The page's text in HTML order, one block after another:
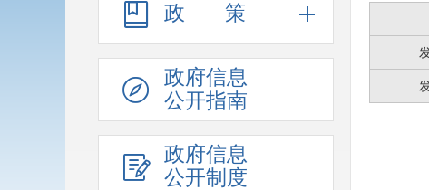
政策
政府信息
公开指南
政府信息
公开制度